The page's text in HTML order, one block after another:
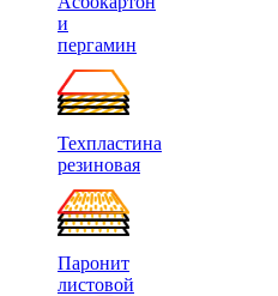
и
пергамин
Техпластина
резиновая
Паронит
листовой